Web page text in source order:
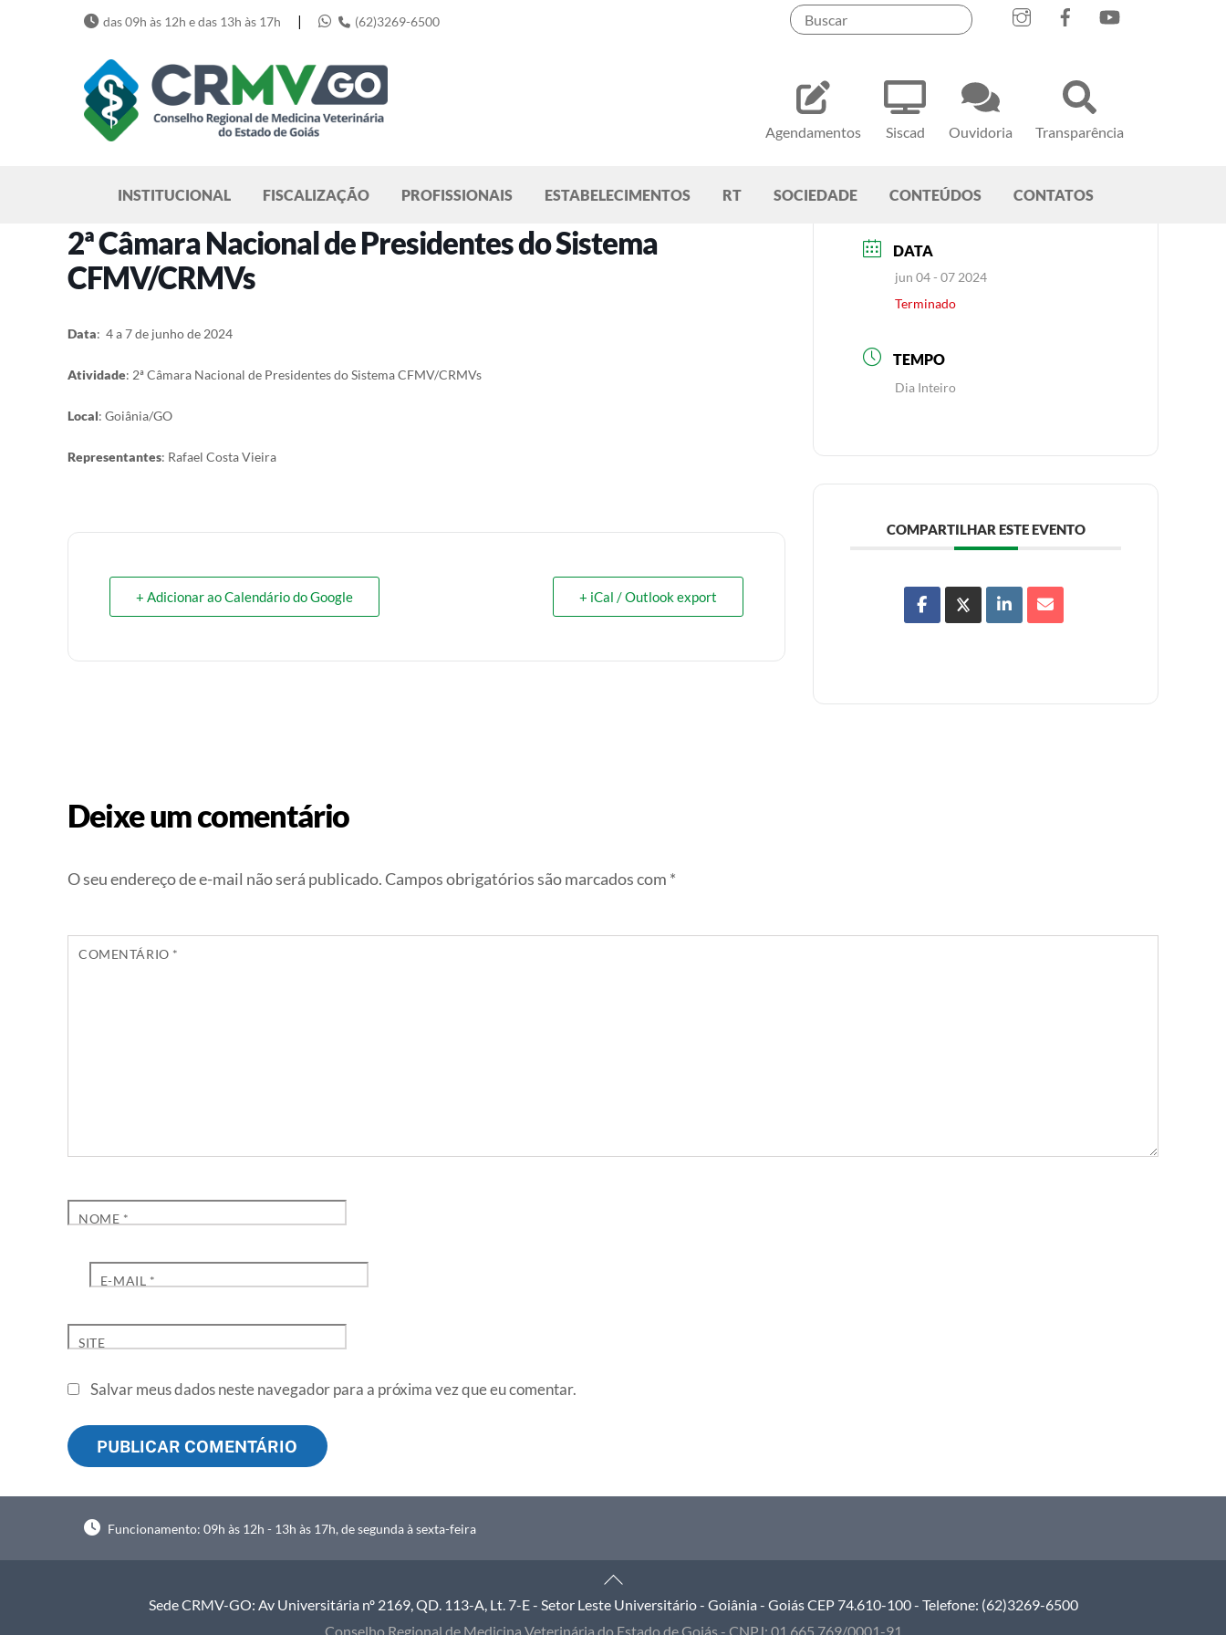
Agendamentos Siscad Ouvidoria Transparência
das 09h às 12h e das 13h às 17h | (62)3269-6500
INSTITUCIONAL FISCALIZAÇÃO PROFISSIONAIS ESTABELECIMENTOS RT SOCIEDADE CONTEÚDOS CONTATOS
2ª Câmara Nacional de Presidentes do Sistema
CFMV/CRMVs
Data: 4 a 7 de junho de 2024
Atividade: 2ª Câmara Nacional de Presidentes do Sistema CFMV/CRMVs
Local: Goiânia/GO
Representantes: Rafael Costa Vieira
+ Adicionar ao Calendário do Google + iCal / Outlook export
DATA
jun 04 - 07 2024
Terminado
TEMPO
Dia Inteiro
COMPARTILHAR ESTE EVENTO
Deixe um comentário
O seu endereço de e-mail não será publicado.Campos obrigatórios são marcados com *
COMENTÁRIO *
NOME *
E-MAIL *
SITE
Salvar meus dados neste navegador para a próxima vez que eu comentar.
Funcionamento: 09h às 12h - 13h às 17h, de segunda à sexta-feira
Back
To
Top
Sede CRMV-GO: Av Universitária nº 2169, QD. 113-A, Lt. 7-E - Setor Leste Universitário - Goiânia - Goiás CEP 74.610-100 - Telefone: (62)3269-6500
Conselho Regional de Medicina Veterinária do Estado de Goiás - CNPJ: 01.665.769/0001-91